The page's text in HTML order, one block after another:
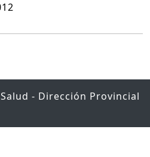
- Dirección Provincial